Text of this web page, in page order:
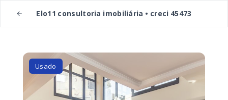
Elo11 consultoria imobiliária • creci 45473
Usado